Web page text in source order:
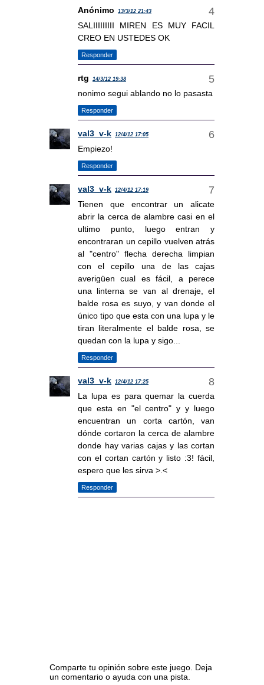
Anónimo 13/3/12 21:43
SALIIIIIIIII MIREN ES MUY FACIL
CREO EN USTEDES OK
Responder
rtg 14/3/12 19:38
nonimo segui ablando no lo pasasta
Responder
val3_v-k 12/4/12 17:05
Empiezo!
Responder
val3_v-k 12/4/12 17:19
Tienen que encontrar un alicate
abrir la cerca de alambre casi en el
ultimo punto, luego entran y
encontraran un cepillo vuelven atrás
al "centro" flecha derecha limpian
con el cepillo una de las cajas
averigüen cual es fácil, a perece
una linterna se van al drenaje, el
balde rosa es suyo, y van donde el
único tipo que esta con una lupa y le
tiran literalmente el balde rosa, se
quedan con la lupa y sigo...
Responder
val3_v-k 12/4/12 17:25
La lupa es para quemar la cuerda
que esta en "el centro" y y luego
encuentran un corta cartón, van
dónde cortaron la cerca de alambre
donde hay varias cajas y las cortan
con el cortan cartón y listo :3! fácil,
espero que les sirva >.<
Responder
Comparte tu opinión sobre este juego. Deja
un comentario o ayuda con una pista.